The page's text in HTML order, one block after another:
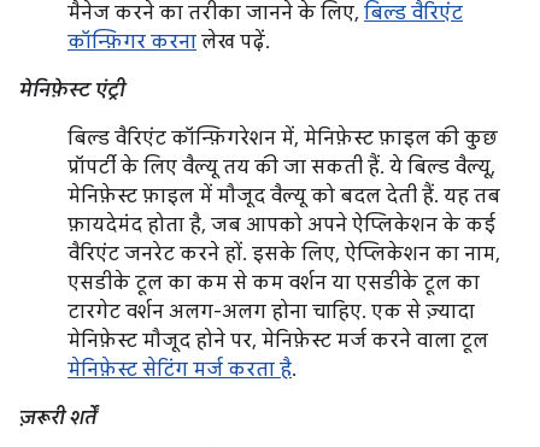
मैनेज करने का तरीका जानने के लिए, बिल्ड वैरिएंट
कॉन्फ़िगर करना लेख पढ़ें.
मेनिफ़ेस्ट एंट्री
बिल्ड वैरिएंट कॉन्फ़िगरेशन में, मेनिफ़ेस्ट फ़ाइल की कुछ
प्रॉपर्टी के लिए वैल्यू तय की जा सकती हैं. ये बिल्ड वैल्यू,
मेनिफ़ेस्ट फ़ाइल में मौजूद वैल्यू को बदल देती हैं. यह तब
फ़ायदेमंद होता है, जब आपको अपने ऐप्लिकेशन के कई
वैरिएंट जनरेट करने हों. इसके लिए, ऐप्लिकेशन का नाम,
एसडीके टूल का कम से कम वर्शन या एसडीके टूल का
टारगेट वर्शन अलग-अलग होना चाहिए. एक से ज़्यादा
मेनिफ़ेस्ट मौजूद होने पर, मेनिफ़ेस्ट मर्ज करने वाला टूल
मेनिफ़ेस्ट सेटिंग मर्ज करता है.
ज़रूरी शर्तें